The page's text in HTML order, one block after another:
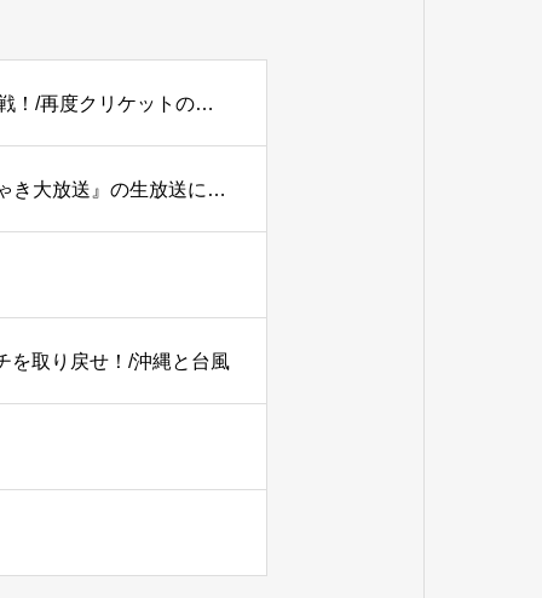
【PODCAST】#179 【2027W杯】アツいぞ！イン・パキ戦！/再度クリケットの語源を考える。
TBSラジオ『土曜ワイドラジオTOKYOナイツのちゃきちゃき大放送』の生放送に出演
を取り戻せ！/沖縄と台風